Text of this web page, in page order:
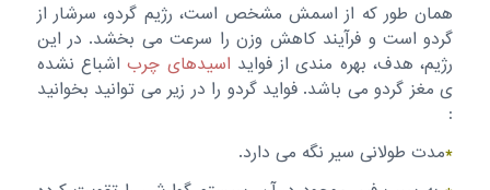
همان طور که از اسمش مشخص است، رژیم گردو، سرشار از
گردو است و فرآیند کاهش وزن را سرعت می بخشد. در این
رژیم، هدف، بهره مندی از فواید اسیدهای چرباشباع نشده
ی مغز گردو می باشد. فواید گردو را در زیر می توانید بخوانید
:
*مدت طولانی سیر نگه می دارد.